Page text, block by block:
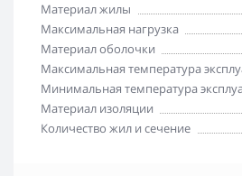
Материал жилы
Максимальная нагрузка
Материал оболочки
Максимальная температура
Минимальная температура
Материал изоляции
Количество жил и сечение